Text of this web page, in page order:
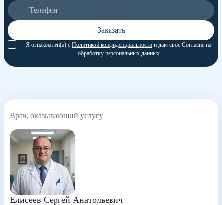
Заказать
Я ознакомлен(а) с Политикой конфиденциальности и даю свое Согласие на
обработку персональных данных
Врач, оказывающий услугу
Елисеев Сергей Анатольевич